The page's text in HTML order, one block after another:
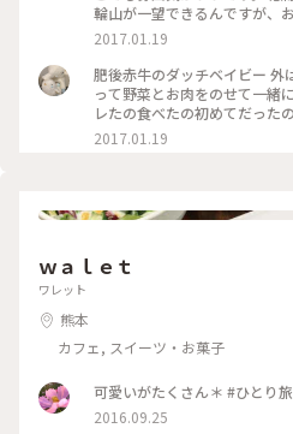
輪山が一望できるんですが、
∀；)
2017.01.19
肥後赤牛のダッチベイビー 外
って野菜とお肉をのせて一緒
レたの食べたの初めてだった
#阿蘇 #ランチ #カフェ #古民家
2017.01.19
ｗａｌｅｔ
ワレット
熊本
カフェ, スイーツ・お菓子
可愛いがたくさん＊ #ひとり旅
2016.09.25